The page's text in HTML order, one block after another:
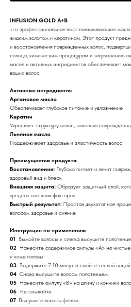
INFUSION GOLD A+B
это профессиональное восстанавливающее
жидким золотом и кератином. Этот продукт
и восстановления поврежденных волос,
солнца, химическим процедурам и загрязнению
масел и активных ингредиентов обеспечивает
ваших волос.
Активные ингредиенты
Аргановое масло
Обеспечивает глубокое питание и увлажнение
Кератин
Укрепляет структуру волос, заполняя
Льняное масло
Поддерживает здоровье и эластичность волос
Преимущества продукта
Восстановление: Глубоко питает и лечит
здоровый вид и блеск
Внешняя защита: Образует защитный слой,
вредных внешних факторов
Быстрый результат: Простая двухэтапная
волосам здоровье и сияние
Инструкция по применению
01 Вымойте волосы и слегка высушите
02 Нанесите содержимое ампулы «А» на
и коже головы
03 Выдержите 7-10 минут и смойте теплой
04 Снова высушите волосы полотенцем
05 Нанесите ампулу «В» на длину и кончики
06 Не смывайте
07 Высушите волосы феном